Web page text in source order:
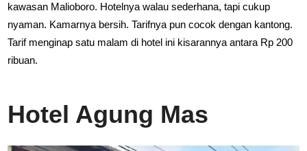
kawasan Malioboro. Hotelnya walau sederhana, tapi cukup
nyaman. Kamarnya bersih. Tarifnya pun cocok dengan kantong.
Tarif menginap satu malam di hotel ini kisarannya antara Rp 200
ribuan.
Hotel Agung Mas